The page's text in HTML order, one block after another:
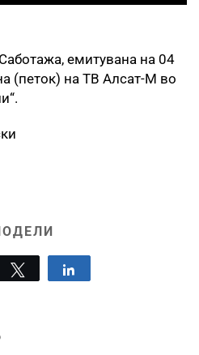
Саботажа, емитувана на 04
(петок) на ТВ Алсат-М во
Tweet